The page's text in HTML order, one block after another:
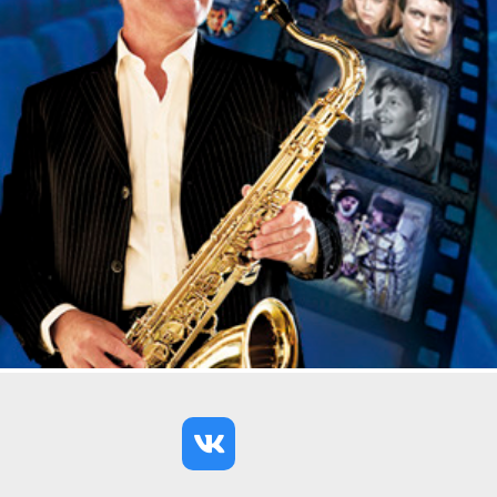
участники проживают спектакль не только с
закрытыми глазами, но и открытыми. Такая
комбинация создает совершенно новые эмоции и
новые впечатления. Спектакль не только
заинтригует и с головой погрузит участников в
распутывание дела, но и поставит участников
перед моральными дилеммами, которые еще
долго оставят "послевкусие" после его
окончания…